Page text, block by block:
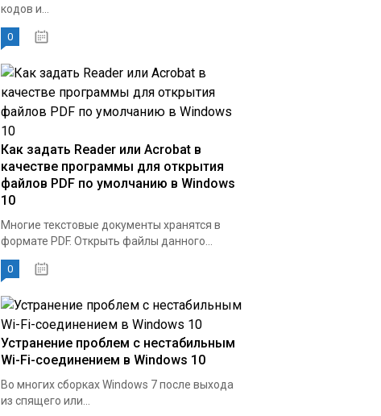
кодов и...
0
Как задать Reader или Acrobat в
качестве программы для открытия
файлов PDF по умолчанию в Windows
10
Многие текстовые документы хранятся в
формате PDF. Открыть файлы данного...
0
Устранение проблем с нестабильным
Wi-Fi-соединением в Windows 10
Во многих сборках Windows 7 после выхода
из спящего или...